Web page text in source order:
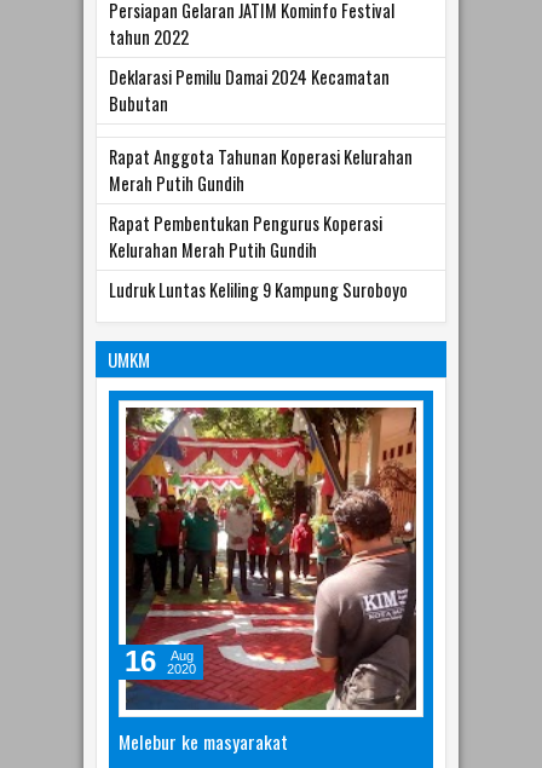
Persiapan Gelaran JATIM Kominfo Festival
tahun 2022
Deklarasi Pemilu Damai 2024 Kecamatan
Bubutan
Rapat Anggota Tahunan Koperasi Kelurahan
Merah Putih Gundih
Rapat Pembentukan Pengurus Koperasi
Kelurahan Merah Putih Gundih
Ludruk Luntas Keliling 9 Kampung Suroboyo
UMKM
Melebur ke masyarakat
16
Aug
2020